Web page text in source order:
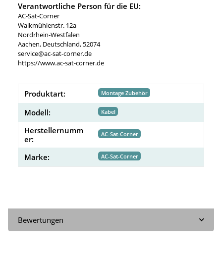
Verantwortliche Person für die EU:
AC-Sat-Corner
Walkmühlenstr. 12a
Nordrhein-Westfalen
Aachen, Deutschland, 52074
service@ac-sat-corner.de
https://www.ac-sat-corner.de
Produktart: Montage Zubehör
Modell: Kabel
Herstellernumm
er:
AC-Sat-Corner
Marke: AC-Sat-Corner
Bewertungen